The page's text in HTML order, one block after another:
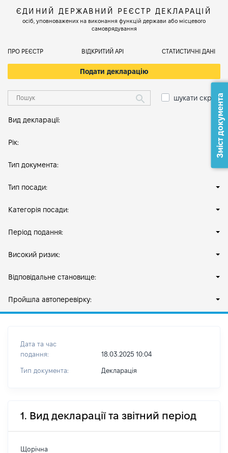
ЄДИНИЙ ДЕРЖАВНИЙ РЕЄСТР ДЕКЛАРАЦІЙ
осіб, уповноважених на виконання функцій держави або місцевого
самоврядування
ПРО РЕЄСТР ВІДКРИТИЙ АРІ СТАТИСТИЧНІ ДАНІ
Подати декларацію
шукати скрізь
Вид декларації:
Рік:
Тип документа:
Тип посади:
Категорія посади:
Період подання:
Високий ризик:
Відповідальне становище:
Пройшла автоперевірку:
Дата та час
подання:
18.03.2025 10:04
Тип документа: Декларація
1. Вид декларації та звітний період
Щорічна
Зміст документа